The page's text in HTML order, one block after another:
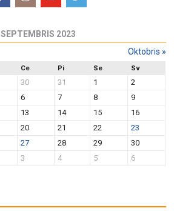
SEPTEMBRIS 2023
Oktobris »
Ce Pi Se Sv
30 31 1
2
6 7 8
9
13 14 15
16
20 21 22
23
27 28 29
30
3 4 5 6